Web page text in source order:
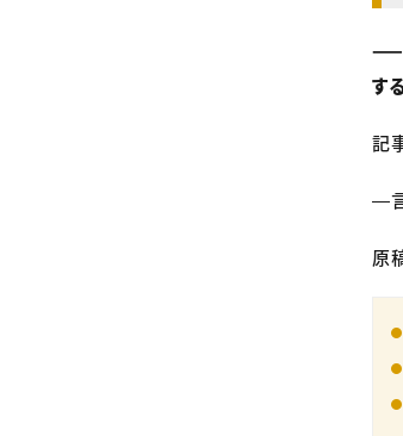
——
す
記
―
原